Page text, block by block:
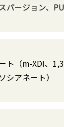
パージョン、
ト（m-XDI、
シアネート）